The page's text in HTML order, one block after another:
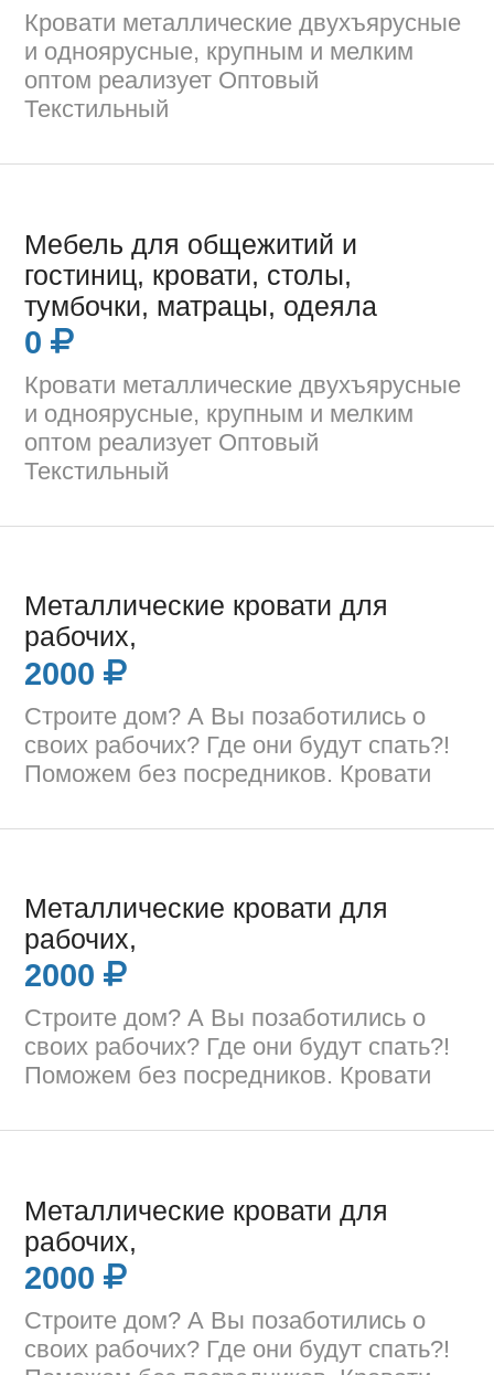
Кровати металлические двухъярусные
и одноярусные, крупным и мелким
оптом реализует Оптовый
Текстильный
Мебель для общежитий и
гостиниц, кровати, столы,
тумбочки, матрацы, одеяла
0
Кровати металлические двухъярусные
и одноярусные, крупным и мелким
оптом реализует Оптовый
Текстильный
Металлические кровати для
рабочих,
2000
Строите дом? А Вы позаботились о
своих рабочих? Где они будут спать?!
Поможем без посредников. Кровати
Металлические кровати для
рабочих,
2000
Строите дом? А Вы позаботились о
своих рабочих? Где они будут спать?!
Поможем без посредников. Кровати
Металлические кровати для
рабочих,
2000
Строите дом? А Вы позаботились о
своих рабочих? Где они будут спать?!